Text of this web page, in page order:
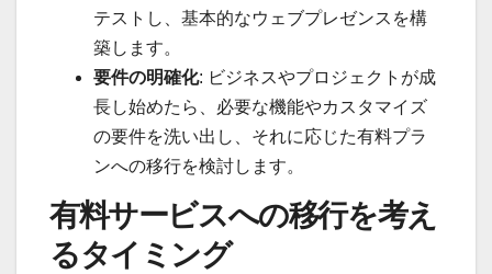
テストし、基本的なウェブプレゼンスを構
築します。
要件の明確化: ビジネスやプロジェクトが成
長し始めたら、必要な機能やカスタマイズ
の要件を洗い出し、それに応じた有料プラ
ンへの移行を検討します。
有料サービスへの移行を考え
るタイミング